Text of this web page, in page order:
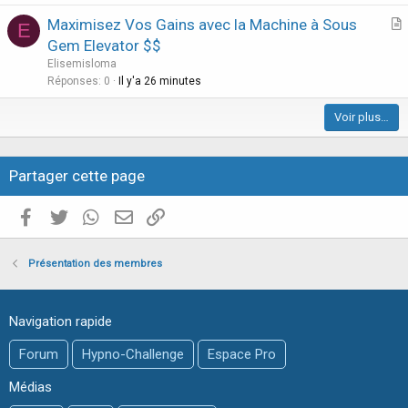
l
E
A
c
e
Maximisez Vos Gains avec la Machine à Sous
Gem Elevator $$
Elisemisloma
Réponses 0 Il y'a 26 minutes
Voir plus…
Partager cette page
Facebook
Twitter WhatsAppE-mail valide
Présentation des membres
Navigation rapide
Forum
Hypno-Challenge
Espace Pro
Médias